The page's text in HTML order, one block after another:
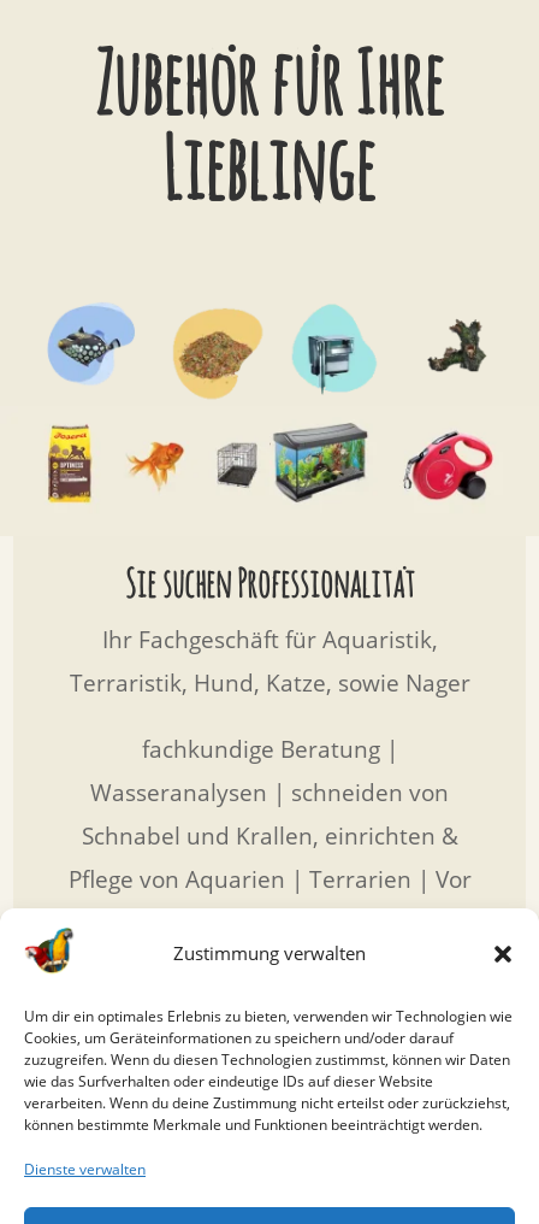
Zustimmung verwalten
Um dir ein optimales Erlebnis zu bieten, verwenden wir Technologien wie
Cookies, um Geräteinformationen zu speichern und/oder darauf
zuzugreifen. Wenn du diesen Technologien zustimmst, können wir Daten
wie das Surfverhalten oder eindeutige IDs auf dieser Website
verarbeiten. Wenn du deine Zustimmung nicht erteilst oder zurückziehst,
können bestimmte Merkmale und Funktionen beeinträchtigt werden.
Dienste verwalten
Zubehör für Ihre
Lieblinge
Sie suchen Professionalität
Ihr Fachgeschäft für Aquaristik,
Terraristik, Hund, Katze, sowie Nager
fachkundige Beratung |
Wasseranalysen | schneiden von
Schnabel und Krallen, einrichten &
Pflege von Aquarien | Terrarien | Vor
Kundenkarte 5 % Rabatt
Wir führen für Sie ein Vollsortiment in den
Bereichen Aquaristik, Terraristik,
Hundesport, Katze und Nager. Auch